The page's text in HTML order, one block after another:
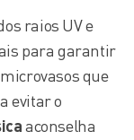
raios UV e
para garantir
que
evitar o
aconselha